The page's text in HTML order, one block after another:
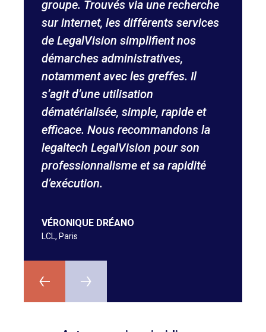
groupe. Trouvés via une recherche
sur internet, les différents services
de LegalVision simplifient nos
démarches administratives,
notamment avec les greffes. Il
s’agit d’une utilisation
dématérialisée, simple, rapide et
efficace. Nous recommandons la
legaltech LegalVision pour son
professionnalisme et sa rapidité
d’exécution.
VÉRONIQUE DRÉANO
LCL, Paris